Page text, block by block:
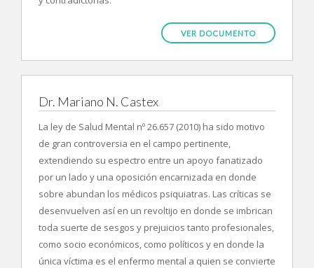
VER DOCUMENTO
Dr. Mariano N. Castex
La ley de Salud Mental nº 26.657 (2010) ha sido motivo
de gran controversia en el campo pertinente,
extendiendo su espectro entre un apoyo fanatizado
por un lado y una oposición encarnizada en donde
sobre abundan los médicos psiquiatras. Las críticas se
desenvuelven así en un revoltijo en donde se imbrican
toda suerte de sesgos y prejuicios tanto profesionales,
como socio económicos, como políticos y en donde la
única víctima es el enfermo mental a quien se convierte